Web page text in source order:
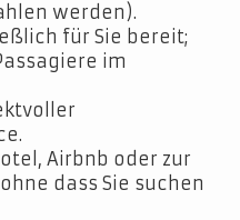
werden).
für Sie bereit;
im
Airbnb oder zur
dass Sie suchen